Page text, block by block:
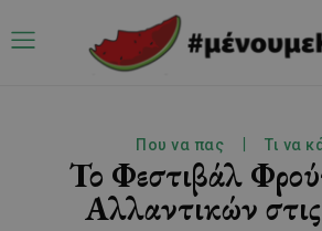
Που να πας Τι να
Το Φεστιβάλ
Αλλαντικών